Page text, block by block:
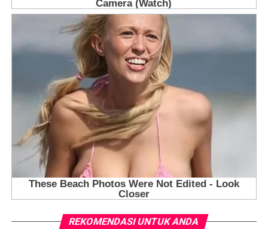
REKOMENDASI UNTUK ANDA